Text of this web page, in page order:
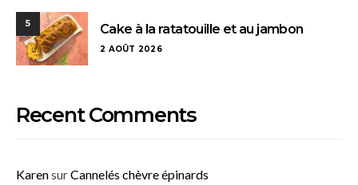
5 Cake à la ratatouille et au jambon
2 AOÛT 2026
Recent Comments
KarensurCannelés chèvre épinards